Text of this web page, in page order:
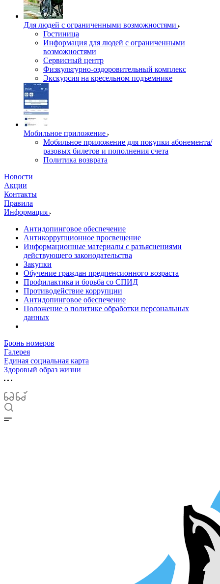
Для людей с ограниченными возможностями
Гостиница
Информация для людей с ограниченными
возможностями
Сервисный центр
Физкультурно-оздоровительный комплекс
Экскурсия на кресельном подъемнике
Мобильное приложение
Мобильное приложение для покупки абонемента/
разовых билетов и пополнения счета
Политика возврата
Новости
Акции
Контакты
Правила
Информация
Антидопинговое обеспечение
Антикоррупционное просвещение
Информационные материалы с разъяснениями
действующего законодательства
Закупки
Обучение граждан предпенсионного возраста
Профилактика и борьба со СПИД
Противодействие коррупции
Антидопинговое обеспечение
Положение о политике обработки персональных
данных
Бронь номеров
Галерея
Единая социальная карта
Здоровый образ жизни